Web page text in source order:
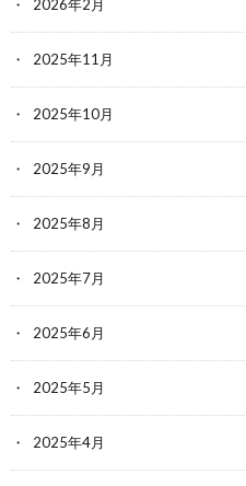
2026年2月
2025年11月
2025年10月
2025年9月
2025年8月
2025年7月
2025年6月
2025年5月
2025年4月